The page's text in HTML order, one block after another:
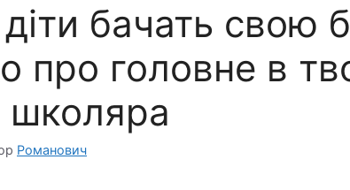
бачать свою
про головне в
школяра
Романович